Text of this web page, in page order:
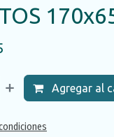
Agregar al